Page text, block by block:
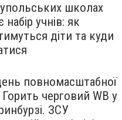
школах
набір учнів: як
діти та куди
повномасштабної
Горить черговий WB у
ЗСУ